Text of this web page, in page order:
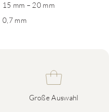
15 mm – 20 mm
0,7 mm
Große Auswahl